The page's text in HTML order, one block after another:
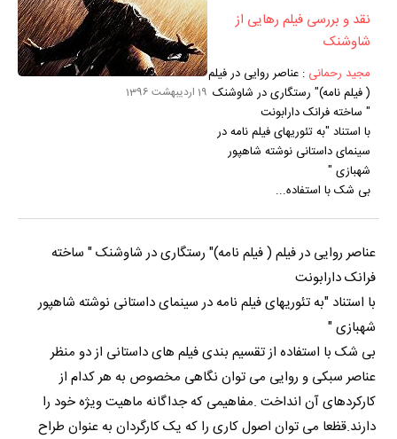
نقد و بررسی فیلم رهایی از
شاوشنک
مجید رحمانی : عناصر روایی در فیلم
( فیلم نامه)" رستگاری در شاوشنک
" ساخته فرانک دارابونت
با استناد "به تئوریهای فیلم نامه در
سینمای داستانی نوشته شاهپور
شهبازی "
بی شک با استفاده...
19 اردیبهشت 1396
عناصر روایی در فیلم ( فیلم نامه)" رستگاری در شاوشنک " ساخته
فرانک دارابونت
با استناد "به تئوریهای فیلم نامه در سینمای داستانی نوشته شاهپور
شهبازی "
بی شک با استفاده از تقسیم بندی فیلم های داستانی از دو منظر
عناصر سبکی و روایی می توان نگاهی مخصوص به هر کدام از
کارکردهای آن انداخت .مفاهیمی که جداگانه ماهیت ویژه خود را
دارند.قظعا می توان اصول کاری را که یک کارگردان به عنوان طراح